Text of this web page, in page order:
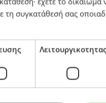
τη συγκατάθεσή σας
Λειτουργικοτητας